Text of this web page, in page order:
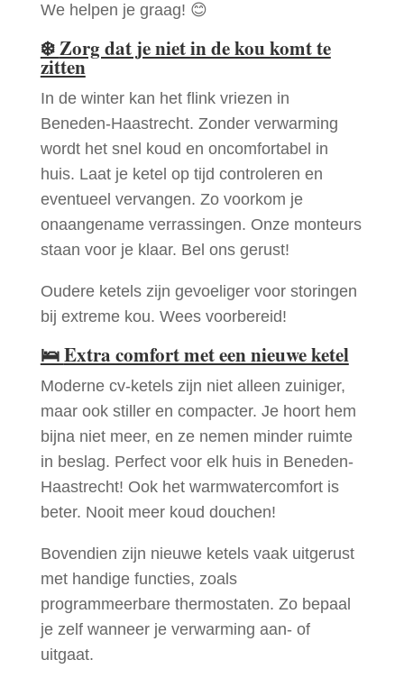
We helpen je graag! 😊
❄️Zorg dat je niet in de kou komt te
zitten
In de winter kan het flink vriezen in
Beneden-Haastrecht. Zonder verwarming
wordt het snel koud en oncomfortabel in
huis. Laat je ketel op tijd controleren en
eventueel vervangen. Zo voorkom je
onaangename verrassingen. Onze monteurs
staan voor je klaar. Bel ons gerust!
Oudere ketels zijn gevoeliger voor storingen
bij extreme kou. Wees voorbereid!
🛌Extra comfort met een nieuwe ketel
Moderne cv-ketels zijn niet alleen zuiniger,
maar ook stiller en compacter. Je hoort hem
bijna niet meer, en ze nemen minder ruimte
in beslag. Perfect voor elk huis in Beneden-
Haastrecht! Ook het warmwatercomfort is
beter. Nooit meer koud douchen!
Bovendien zijn nieuwe ketels vaak uitgerust
met handige functies, zoals
programmeerbare thermostaten. Zo bepaal
je zelf wanneer je verwarming aan- of
uitgaat.